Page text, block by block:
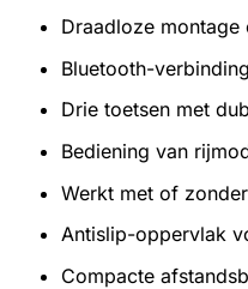
Draadloze montage
Bluetooth-
Drie toetsen met
Bediening van
Werkt met of
Antislip-oppervlak
Compacte